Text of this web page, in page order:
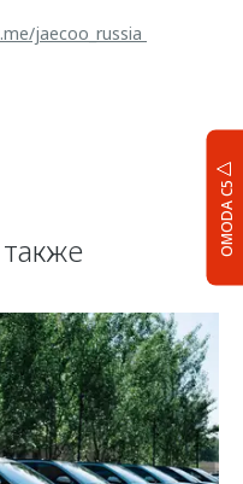
OMODA C5
jaecoo_russia